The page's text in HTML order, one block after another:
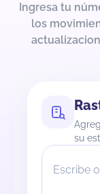
Ingresa tu
los
su